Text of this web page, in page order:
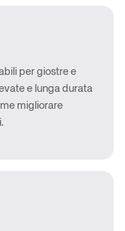
per giostre e
e lunga durata
migliorare